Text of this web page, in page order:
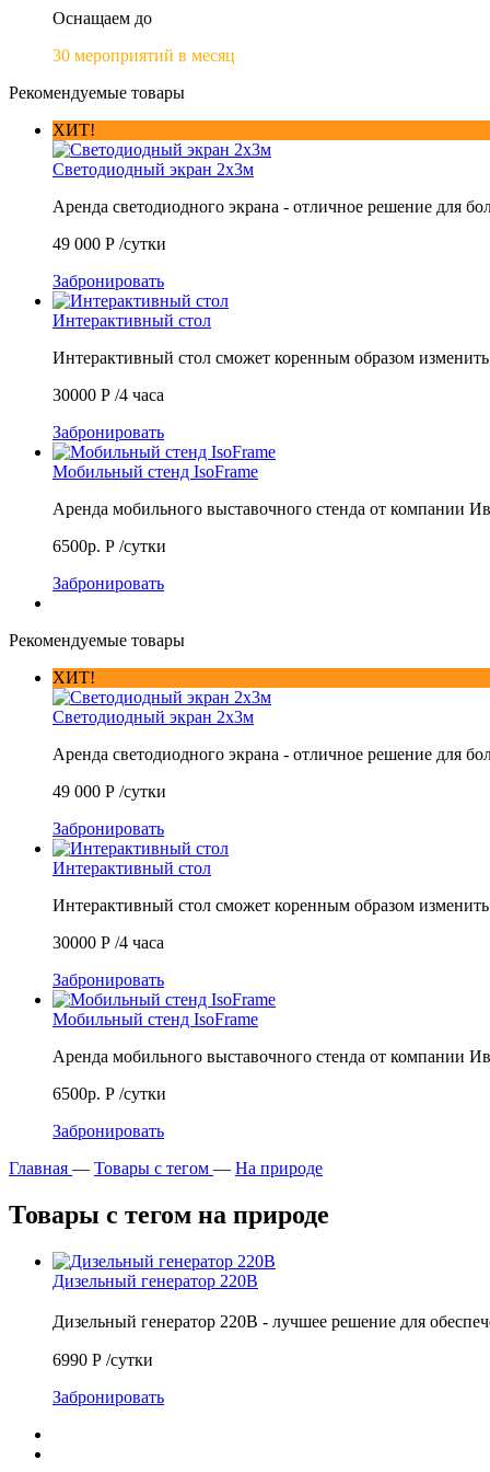
Оснащаем до
30 мероприятий в месяц
Рекомендуемые товары
ХИТ!
Светодиодный экран 2х3м
Аренда светодиодного экрана - отличное решение для
49 000 Р /сутки
Забронировать
Интерактивный стол
Интерактивный стол сможет коренным образом
30000 Р /4 часа
Забронировать
Мобильный стенд IsoFrame
Аренда мобильного выставочного стенда от компании
6500р. Р /сутки
Забронировать
Рекомендуемые товары
ХИТ!
Светодиодный экран 2х3м
Аренда светодиодного экрана - отличное решение для
49 000 Р /сутки
Забронировать
Интерактивный стол
Интерактивный стол сможет коренным образом
30000 Р /4 часа
Забронировать
Мобильный стенд IsoFrame
Аренда мобильного выставочного стенда от компании
6500р. Р /сутки
Забронировать
Главная — Товары с тегом — На природе
Товары с тегом на природе
Дизельный генератор 220В
Дизельный генератор 220В - лучшее решение для
6990 Р /сутки
Забронировать